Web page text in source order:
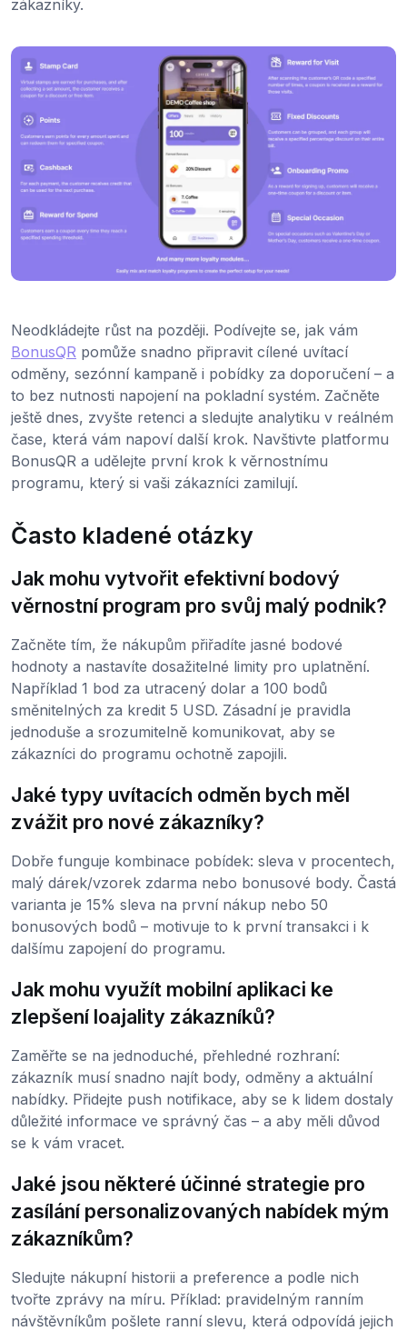
zákazníky.
Neodkládejte růst na později. Podívejte se, jak vám
BonusQR pomůže snadno připravit cílené uvítací
odměny, sezónní kampaně i pobídky za doporučení – a
to bez nutnosti napojení na pokladní systém. Začněte
ještě dnes, zvyšte retenci a sledujte analytiku v reálném
čase, která vám napoví další krok. Navštivte platformu
BonusQR a udělejte první krok k věrnostnímu
programu, který si vaši zákazníci zamilují.
Často kladené otázky
Jak mohu vytvořit efektivní bodový
věrnostní program pro svůj malý podnik?
Začněte tím, že nákupům přiřadíte jasné bodové
hodnoty a nastavíte dosažitelné limity pro uplatnění.
Například 1 bod za utracený dolar a 100 bodů
směnitelných za kredit 5 USD. Zásadní je pravidla
jednoduše a srozumitelně komunikovat, aby se
zákazníci do programu ochotně zapojili.
Jaké typy uvítacích odměn bych měl
zvážit pro nové zákazníky?
Dobře funguje kombinace pobídek: sleva v procentech,
malý dárek/vzorek zdarma nebo bonusové body. Častá
varianta je 15% sleva na první nákup nebo 50
bonusových bodů – motivuje to k první transakci i k
dalšímu zapojení do programu.
Jak mohu využít mobilní aplikaci ke
zlepšení loajality zákazníků?
Zaměřte se na jednoduché, přehledné rozhraní:
zákazník musí snadno najít body, odměny a aktuální
nabídky. Přidejte push notifikace, aby se k lidem dostaly
důležité informace ve správný čas – a aby měli důvod
se k vám vracet.
Jaké jsou některé účinné strategie pro
zasílání personalizovaných nabídek mým
zákazníkům?
Sledujte nákupní historii a preference a podle nich
tvořte zprávy na míru. Příklad: pravidelným ranním
návštěvníkům pošlete ranní slevu, která odpovídá jejich